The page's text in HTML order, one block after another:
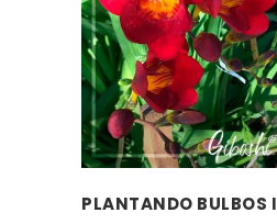
PLANTANDO BULBOS I